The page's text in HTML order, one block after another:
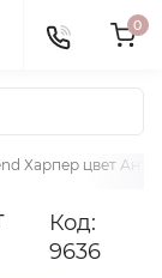
0
Харпер цвет
Код:
9636